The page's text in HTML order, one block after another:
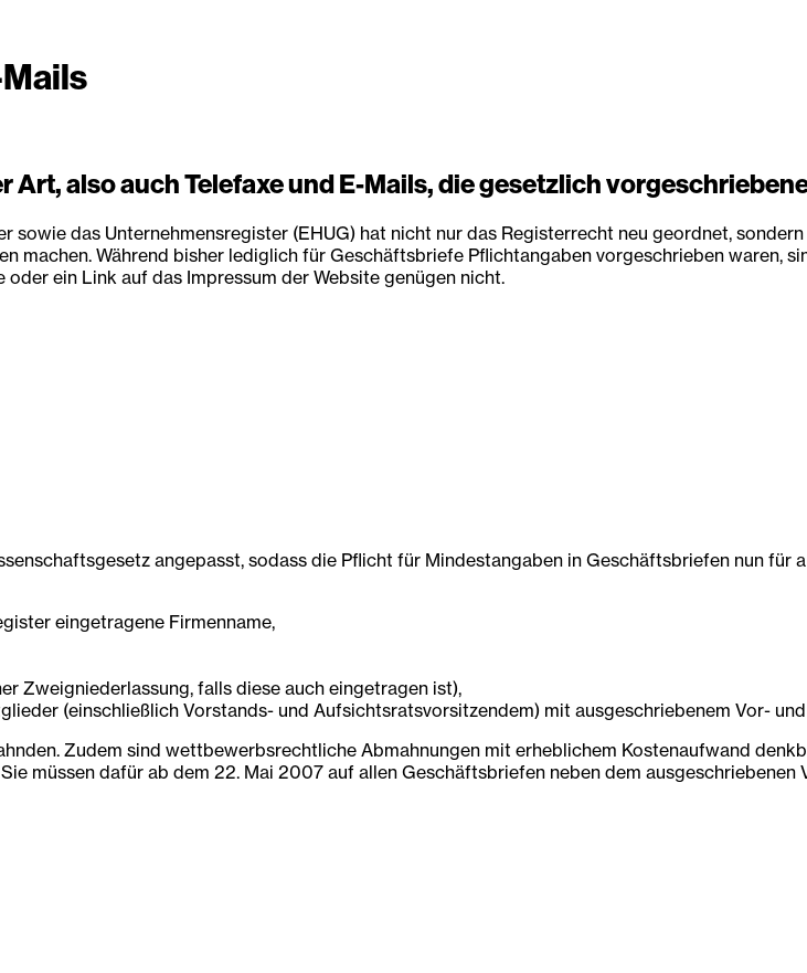
Art, also auch Telefaxe und E-Mails, die gesetzlich
sowie das Unternehmensregister (EHUG) hat nicht nur das Registerrecht neu geordnet,
machen. Während bisher lediglich für Geschäftsbriefe Pflichtangaben vorgeschrieben waren,
ein Link auf das Impressum der Website genügen nicht.
angepasst, sodass die Pflicht für Mindestangaben in Geschäftsbriefen nun
eingetragene Firmenname,
Zweigniederlassung, falls diese auch eingetragen ist),
(einschließlich Vorstands- und Aufsichtsratsvorsitzendem) mit ausgeschriebenem Vor-
Zudem sind wettbewerbsrechtliche Abmahnungen mit erheblichem Kostenaufwand
müssen dafür ab dem 22. Mai 2007 auf allen Geschäftsbriefen neben dem